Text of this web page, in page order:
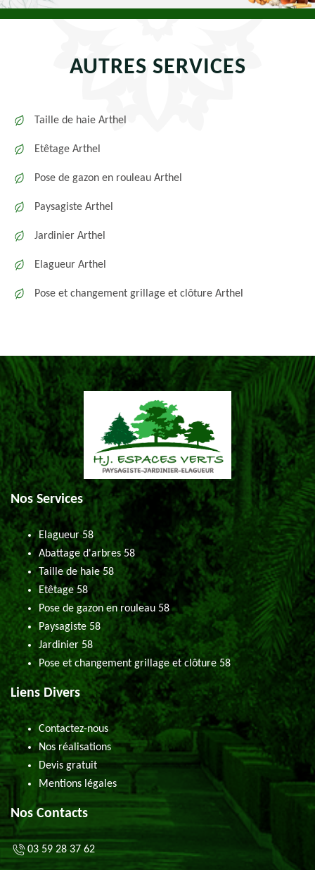
AUTRES SERVICES
Taille de haie Arthel
Etêtage Arthel
Pose de gazon en rouleau Arthel
Paysagiste Arthel
Jardinier Arthel
Elagueur Arthel
Pose et changement grillage et clôture Arthel
Nos Services
Elagueur 58
Abattage d'arbres 58
Taille de haie 58
Etêtage 58
Pose de gazon en rouleau 58
Paysagiste 58
Jardinier 58
Pose et changement grillage et clôture 58
Liens Divers
Contactez-nous
Nos réalisations
Devis gratuit
Mentions légales
Nos Contacts
03 59 28 37 62